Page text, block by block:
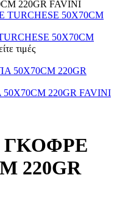
220GR FAVINI
50X70CM
τιμές
220GR FAVINI
ΓΚΟΦΡΕ
220GR